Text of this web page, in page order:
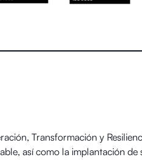
Transformación y
así como la implantación de